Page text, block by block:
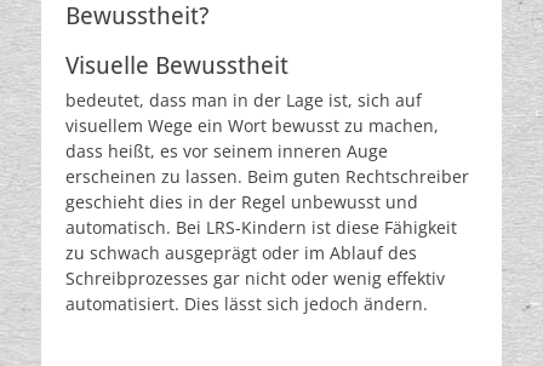
Bewusstheit?
Visuelle Bewusstheit
bedeutet, dass man in der Lage ist, sich auf
visuellem Wege ein Wort bewusst zu machen,
dass heißt, es vor seinem inneren Auge
erscheinen zu lassen. Beim guten Rechtschreiber
geschieht dies in der Regel unbewusst und
automatisch. Bei LRS-Kindern ist diese Fähigkeit
zu schwach ausgeprägt oder im Ablauf des
Schreibprozesses gar nicht oder wenig effektiv
automatisiert. Dies lässt sich jedoch ändern.